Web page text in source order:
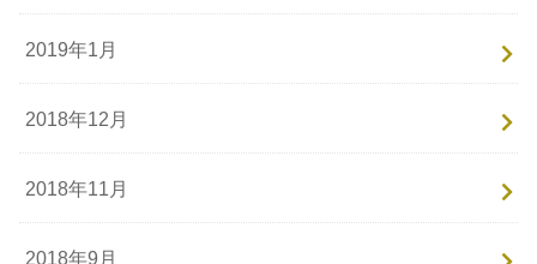
2019年1月
2018年12月
2018年11月
2018年9月